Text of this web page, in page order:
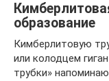
образование
Кимберлитовую
или колодцем
трубки»